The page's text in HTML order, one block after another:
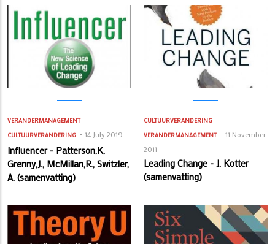
VERANDERMANAGEMENT
CULTUURVERANDERING
14 July 2019
Influencer - Patterson,K,
Grenny,J., McMillan,R., Switzler,
A. (samenvatting)
CULTUURVERANDERING
VERANDERMANAGEMENT
11 November
2011
Leading Change - J. Kotter
(samenvatting)